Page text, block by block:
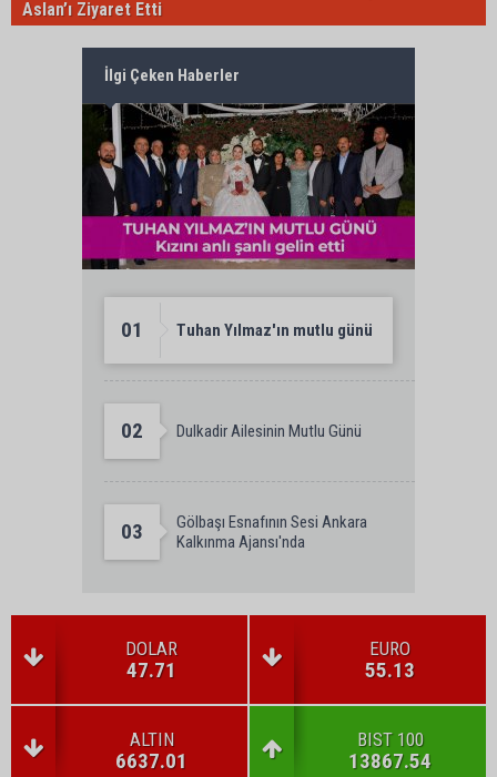
Aslan’ı Ziyaret Etti
İlgi Çeken Haberler
01 Tuhan Yılmaz'ın mutlu günü
02 Dulkadir Ailesinin Mutlu Günü
03
Gölbaşı Esnafının Sesi Ankara
Kalkınma Ajansı'nda
DOLAR
47.71
EURO
55.13
ALTIN
6637.01
BIST 100
13867.54